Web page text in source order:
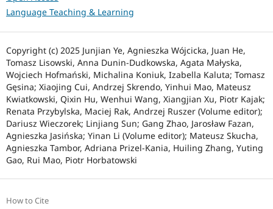
Language Teaching & Learning
Copyright (c) 2025 Junjian Ye, Agnieszka Wójcicka, Juan He,
Tomasz Lisowski, Anna Dunin-Dudkowska, Agata Małyska,
Wojciech Hofmański, Michalina Koniuk, Izabella Kaluta; Tomasz
Gęsina; Xiaojing Cui, Andrzej Skrendo, Yinhui Mao, Mateusz
Kwiatkowski, Qixin Hu, Wenhui Wang, Xiangjian Xu, Piotr Kajak;
Renata Przybylska, Maciej Rak, Andrzej Ruszer (Volume editor);
Dariusz Wieczorek; Linjiang Sun; Gang Zhao, Jarosław Fazan,
Agnieszka Jasińska; Yinan Li (Volume editor); Mateusz Skucha,
Agnieszka Tambor, Adriana Prizel-Kania, Huiling Zhang, Yuting
Gao, Rui Mao, Piotr Horbatowski
How to Cite